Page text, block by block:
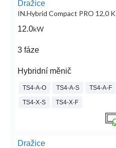
Dražice
IN.Hybrid Compact PRO 12,0 K
12.0kW
3 fáze
Hybridní měnič
TS4-A-O TS4-A-S TS4-A-F
TS4-X-S TS4-X-F
Dražice